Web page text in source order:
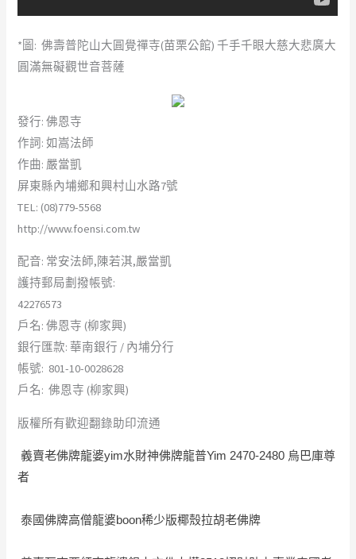
*圖: 佛壽普陀山大圓覺禪寺(苗栗公館) 千手千眼大慈大悲廣大
圓滿無礙觀世音菩薩
發行: 佛恩寺
作詞: 如嵩法師
作曲: 嚴當凱
屏東縣內埔鄉和興村山水路7號
TEL: (08)779-5568
http://www.foensi.com.tw
配音: 常安法師,陳若淇,嚴當凱
護持郵局劃撥帳號:
42276573
戶名: 佛恩寺 (柳家興)
銀行匯款: 華南銀行 / 內埔分行
帳號: 801-10-0028628
戶名: 佛恩寺 (柳家興)
版權所有歡迎翻錄助印流通
義賣老佛牌龍婆yim水財神佛牌龍普Yim 2470-2480 烏巴庫尊
者
泰國佛牌高僧龍婆boon稀少版椰殼拉胡老佛牌